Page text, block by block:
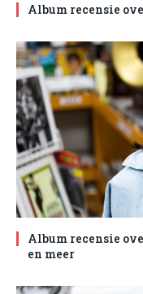
Album recensie
Album recensie
en meer